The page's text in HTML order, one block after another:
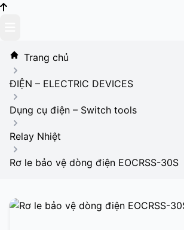
content
Trang chủ
ĐIỆN – ELECTRIC DEVICES
Dụng cụ điện – Switch tools
Relay Nhiệt
Rơ le bảo vệ dòng điện EOCRSS-30S